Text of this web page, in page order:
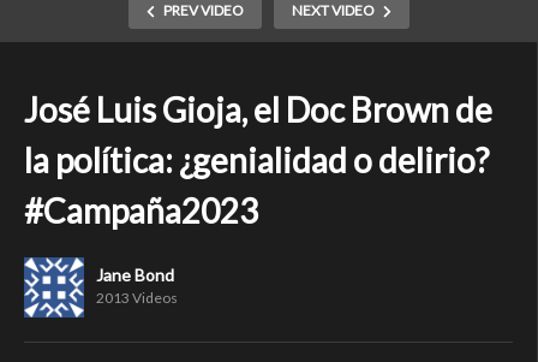
PREV VIDEO NEXT VIDEO
José Luis Gioja, el Doc Brown de
la política: ¿genialidad o delirio?
#Campaña2023
Jane Bond
2013 Videos